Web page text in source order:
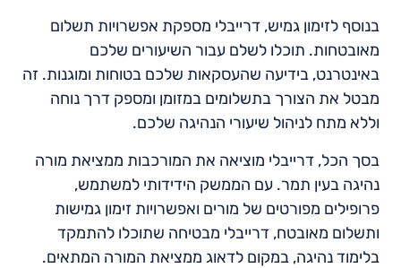
בנוסף לזימון גמיש, דרייבלי מספקת אפשרויות תשלום
מאובטחות. תוכלו לשלם עבור השיעורים שלכם
באינטרנט, בידיעה שהעסקאות שלכם בטוחות ומוגנות. זה
מבטל את הצורך בתשלומים במזומן ומספק דרך נוחה
וללא מתח לניהול שיעורי הנהיגה שלכם.
בסך הכל, דרייבלי מוציאה את המורכבות ממציאת מורה
נהיגה בעין תמר. עם הממשק הידידותי למשתמש,
פרופילים מפורטים של מורים ואפשרויות זימון גמישות
ותשלום מאובטח, דרייבלי מבטיחה שתוכלו להתמקד
בלימוד נהיגה, במקום לדאוג ממציאת המורה המתאים.